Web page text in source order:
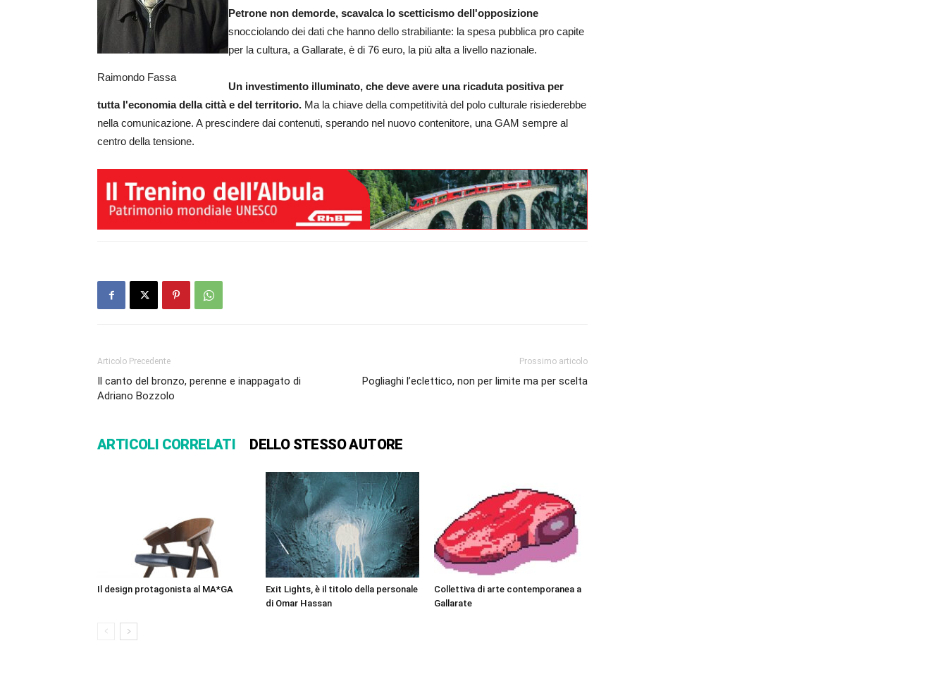
Raimondo Fassa
Petrone non demorde, scavalca lo scetticismo dell'opposizione
snocciolando dei dati che hanno dello strabiliante: la spesa pubblica pro capite
per la cultura, a Gallarate, è di 76 euro, la più alta a livello nazionale.
Un investimento illuminato, che deve avere una ricaduta positiva per
tutta l'economia della città e del territorio. Ma la chiave della competitività del polo culturale risiederebbe
nella comunicazione. A prescindere dai contenuti, sperando nel nuovo contenitore, una GAM sempre al
centro della tensione.
Articolo Precedente
Il canto del bronzo, perenne e inappagato di
Adriano Bozzolo
Prossimo articolo
Pogliaghi l’eclettico, non per limite ma per scelta
ARTICOLI CORRELATI DELLO STESSO AUTORE
Il design protagonista al MA*GA
Exit Lights, è il titolo della personale
di Omar Hassan
Collettiva di arte contemporanea a
Gallarate